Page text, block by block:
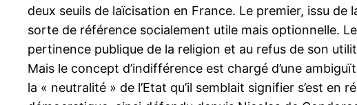
deux seuils de laïcisation en France. Le premier, issu
sorte de référence socialement utile mais optionnelle.
pertinence publique de la religion et au refus de son
Mais le concept d’indifférence est chargé d’une
la « neutralité » de l’Etat qu’il semblait signifier s’est